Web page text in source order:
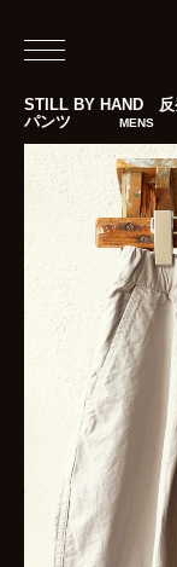
home
men
women
blog
BLOG
STYLE
MENS
STILL BY HAND 反
パンツ
MENS